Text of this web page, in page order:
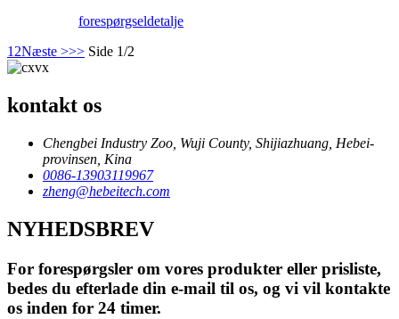
forespørgseldetalje
1 2Næste >>> Side 1/2
kontakt os
Chengbei Industry Zoo, Wuji County, Shijiazhuang, Hebei-
provinsen, Kina
0086-13903119967
zheng@hebeitech.com
NYHEDSBREV
For forespørgsler om vores produkter eller prisliste,
bedes du efterlade din e-mail til os, og vi vil kontakte
os inden for 24 timer.